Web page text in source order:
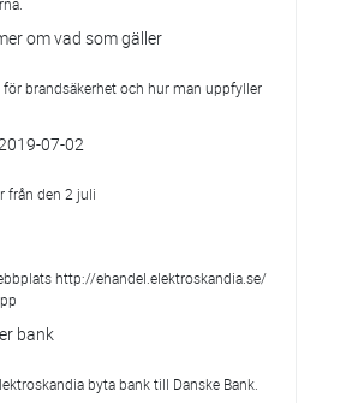
om vad som gäller
brandsäkerhet och hur man uppfyller
07-02
från den 2 juli
http://ehandel.elektroskandia.se/
bank
byta bank till Danske Bank.